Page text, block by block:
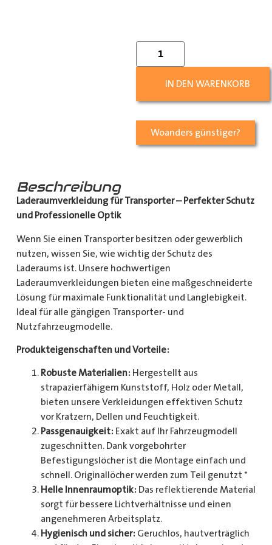
IN DEN WARENKORB
Woanders günstiger?
Beschreibung
Laderaumverkleidung für Transporter – Perfekter Schutz
und Professionelle Optik
Wenn Sie einen Transporter besitzen oder gewerblich
nutzen, wissen Sie, wie wichtig der Schutz des
Laderaums ist. Unsere hochwertigen
Laderaumverkleidungen bieten eine maßgeschneiderte
Lösung für maximale Funktionalität und Langlebigkeit.
Ideal für alle gängigen Transporter- und
Nutzfahrzeugmodelle.
Produkteigenschaften und Vorteile:
Robuste Materialien: Hergestellt aus
strapazierfähigem Kunststoff, Holz oder Metall,
bieten unsere Verkleidungen effektiven Schutz
vor Kratzern, Dellen und Feuchtigkeit.
Passgenauigkeit: Exakt auf Ihr Fahrzeugmodell
zugeschnitten. Dank vorgebohrter
Befestigungslöcher ist die Montage einfach und
schnell. Originallöcher werden zum Teil genutzt *
Helle Innenraumoptik: Das reflektierende Material
sorgt für bessere Lichtverhältnisse und einen
angenehmeren Arbeitsplatz.
Hygienisch und sicher: Geruchlos, hautverträglich